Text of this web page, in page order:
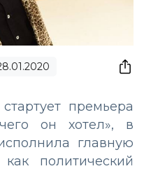
премьера
он хотел», в
главную
политический